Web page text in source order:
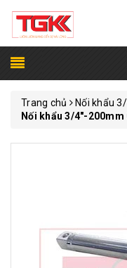
Trang chủ
Nối khẩu
Nối khẩu 3/4"-200mm